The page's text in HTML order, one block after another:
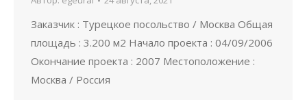
Заказчик : Турецкое посольство / Москва Общая
площадь : 3.200 м2 Начало проекта : 04/09/2006
Окончание проекта : 2007 Местоположение :
Москва / Россия